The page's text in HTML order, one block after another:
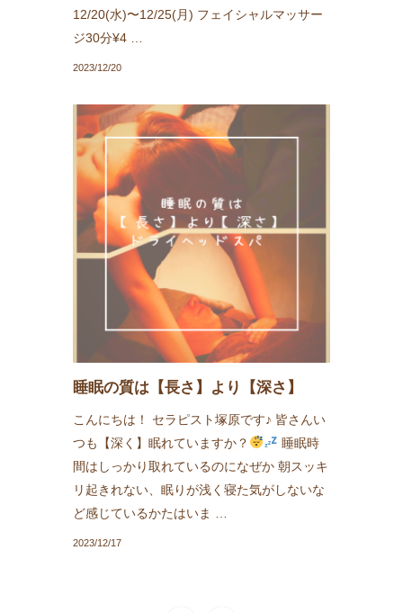
12/20(水)〜12/25(月) フェイシャルマッサー
ジ30分¥4 …
2023/12/20
睡眠の質は【長さ】より【深さ】
こんにちは！ セラピスト塚原です♪ 皆さんい
つも【深く】眠れていますか？
睡眠時
間はしっかり取れているのになぜか 朝スッキ
リ起きれない、眠りが浅く寝た気がしないな
ど感じているかたはいま …
2023/12/17